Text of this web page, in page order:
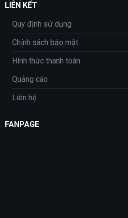
LIÊN KẾT
Quy định sử dụng
Chính sách bảo mật
Hình thức thanh toán
Quảng cáo
Liên hệ
FANPAGE